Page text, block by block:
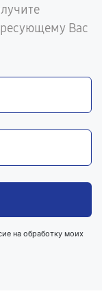
Вас
на обработку моих